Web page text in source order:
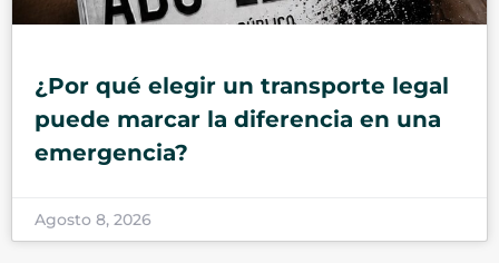
¿Por qué elegir un transporte legal
puede marcar la diferencia en una
emergencia?
Agosto 8, 2026